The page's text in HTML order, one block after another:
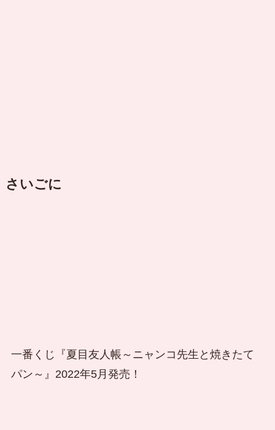
さいごに
一番くじ『夏目友人帳～ニャンコ先生と焼きたて
パン～』2022年5月発売！